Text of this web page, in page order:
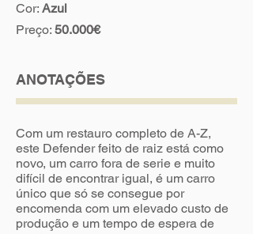
Cor: Azul
Preço: 50.000€
ANOTAÇÕES
Com um restauro completo de A-Z,
este Defender feito de raiz está como
novo, um carro fora de serie e muito
difícil de encontrar igual, é um carro
único que só se consegue por
encomenda com um elevado custo de
produção e um tempo de espera de